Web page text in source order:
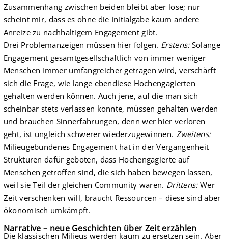
Zusammenhang zwischen beiden bleibt aber lose; nur
scheint mir, dass es ohne die Initialgabe kaum andere
Anreize zu nachhaltigem Engagement gibt.
Drei Problemanzeigen müssen hier folgen. Erstens: Solange
Engagement gesamtgesellschaftlich von immer weniger
Menschen immer umfangreicher getragen wird, verschärft
sich die Frage, wie lange ebendiese Hochengagierten
gehalten werden können. Auch jene, auf die man sich
scheinbar stets verlassen konnte, müssen gehalten werden
und brauchen Sinnerfahrungen, denn wer hier verloren
geht, ist ungleich schwerer wiederzugewinnen. Zweitens:
Milieugebundenes Engagement hat in der Vergangenheit
Strukturen dafür geboten, dass Hochengagierte auf
Menschen getroffen sind, die sich haben bewegen lassen,
weil sie Teil der gleichen Community waren. Drittens:Wer
Zeit verschenken will, braucht Ressourcen – diese sind aber
ökonomisch umkämpft.
Narrative – neue Geschichten über Zeit erzählen
Die klassischen Milieus werden kaum zu ersetzen sein. Aber